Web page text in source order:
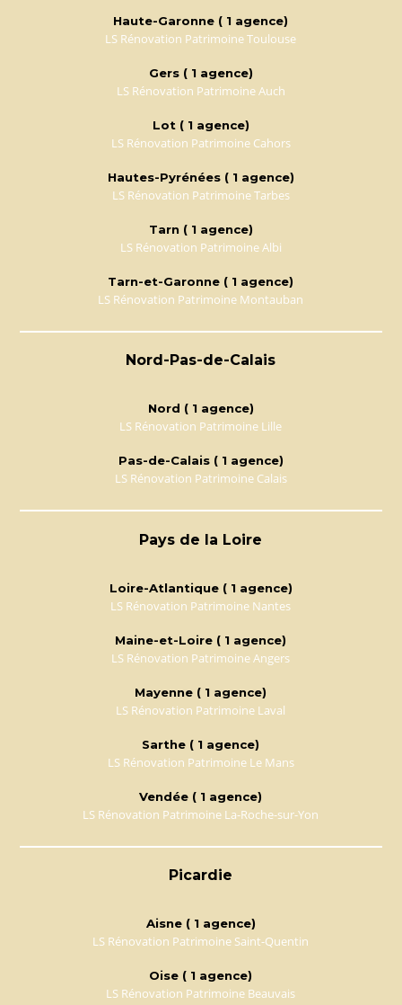
Haute-Garonne ( 1 agence)
LS Rénovation Patrimoine Toulouse
Gers ( 1 agence)
LS Rénovation Patrimoine Auch
Lot ( 1 agence)
LS Rénovation Patrimoine Cahors
Hautes-Pyrénées ( 1 agence)
LS Rénovation Patrimoine Tarbes
Tarn ( 1 agence)
LS Rénovation Patrimoine Albi
Tarn-et-Garonne ( 1 agence)
LS Rénovation Patrimoine Montauban
Nord-Pas-de-Calais
Nord ( 1 agence)
LS Rénovation Patrimoine Lille
Pas-de-Calais ( 1 agence)
LS Rénovation Patrimoine Calais
Pays de la Loire
Loire-Atlantique ( 1 agence)
LS Rénovation Patrimoine Nantes
Maine-et-Loire ( 1 agence)
LS Rénovation Patrimoine Angers
Mayenne ( 1 agence)
LS Rénovation Patrimoine Laval
Sarthe ( 1 agence)
LS Rénovation Patrimoine Le Mans
Vendée ( 1 agence)
LS Rénovation Patrimoine La-Roche-sur-Yon
Picardie
Aisne ( 1 agence)
LS Rénovation Patrimoine Saint-Quentin
Oise ( 1 agence)
LS Rénovation Patrimoine Beauvais